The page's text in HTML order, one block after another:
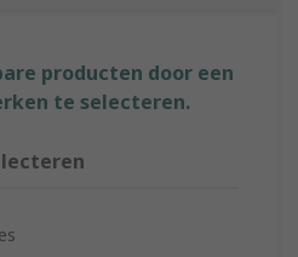
producten door een
te selecteren.